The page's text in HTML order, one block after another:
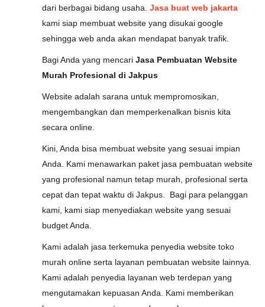
dari berbagai bidang usaha. Jasa buat web jakarta
kami siap membuat website yang disukai google
sehingga web anda akan mendapat banyak trafik.
Bagi Anda yang mencari Jasa Pembuatan Website
Murah Profesional di Jakpus
Website adalah sarana untuk mempromosikan,
mengembangkan dan memperkenalkan bisnis kita
secara online.
Kini, Anda bisa membuat website yang sesuai impian
Anda. Kami menawarkan paket jasa pembuatan website
yang profesional namun tetap murah, profesional serta
cepat dan tepat waktu di Jakpus. Bagi para pelanggan
kami, kami siap menyediakan website yang sesuai
budget Anda.
Kami adalah jasa terkemuka penyedia website toko
murah online serta layanan pembuatan website lainnya.
Kami adalah penyedia layanan web terdepan yang
mengutamakan kepuasan Anda. Kami memberikan